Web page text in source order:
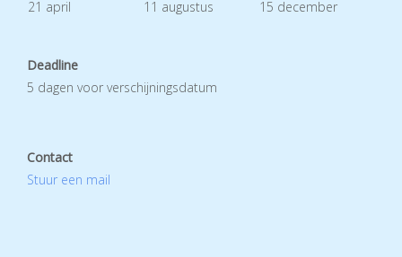
21 april 11 augustus 15 december
Deadline
5 dagen voor verschijningsdatum
Contact
Stuur een mail